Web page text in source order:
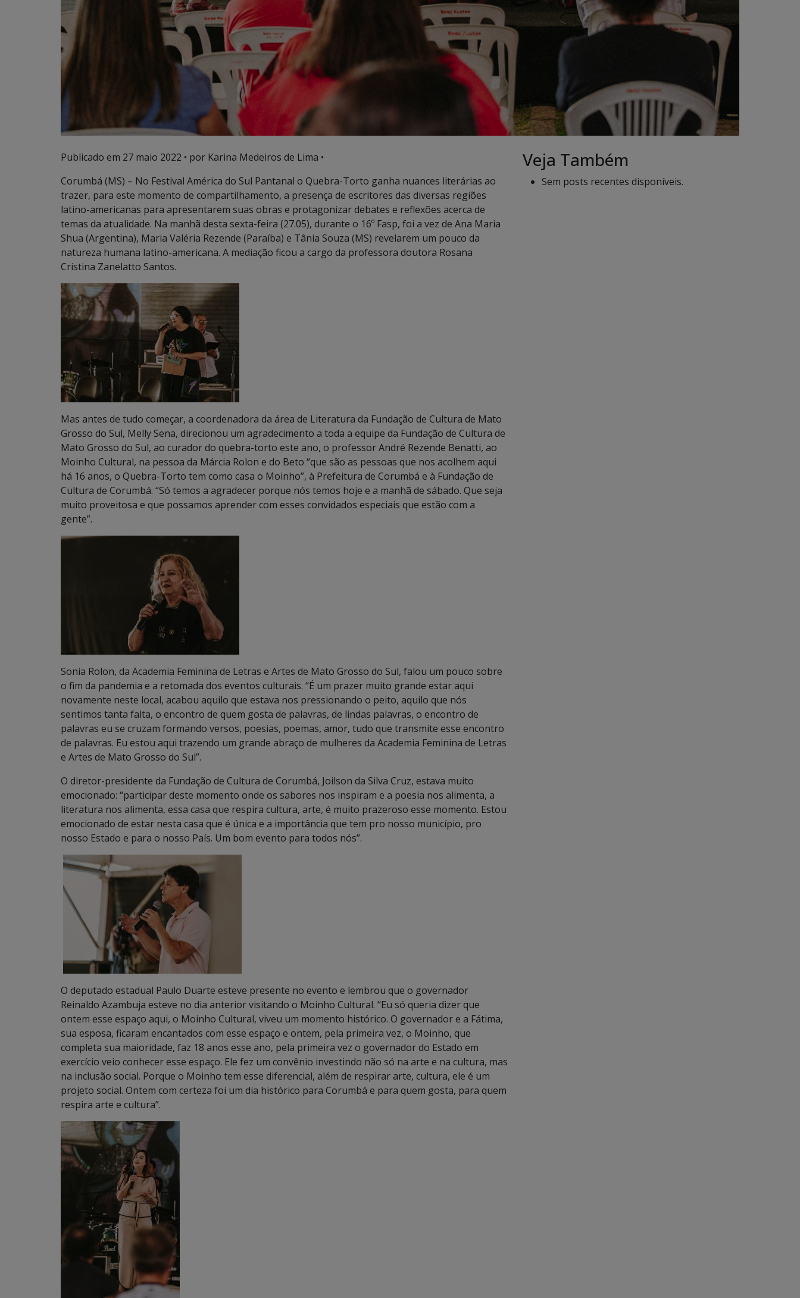
Publicado em 27 maio 2022 • por Karina Medeiros de Lima •
Corumbá (MS) – No Festival América do Sul Pantanal o Quebra-Torto ganha nuances literárias ao
trazer, para este momento de compartilhamento, a presença de escritores das diversas regiões
latino-americanas para apresentarem suas obras e protagonizar debates e reflexões acerca de
temas da atualidade. Na manhã desta sexta-feira (27.05), durante o 16º Fasp, foi a vez de Ana Maria
Shua (Argentina), Maria Valéria Rezende (Paraíba) e Tânia Souza (MS) revelarem um pouco da
natureza humana latino-americana. A mediação ficou a cargo da professora doutora Rosana
Cristina Zanelatto Santos.
Mas antes de tudo começar, a coordenadora da área de Literatura da Fundação de Cultura de Mato
Grosso do Sul, Melly Sena, direcionou um agradecimento a toda a equipe da Fundação de Cultura de
Mato Grosso do Sul, ao curador do quebra-torto este ano, o professor André Rezende Benatti, ao
Moinho Cultural, na pessoa da Márcia Rolon e do Beto “que são as pessoas que nos acolhem aqui
há 16 anos, o Quebra-Torto tem como casa o Moinho”, à Prefeitura de Corumbá e à Fundação de
Cultura de Corumbá. “Só temos a agradecer porque nós temos hoje e a manhã de sábado. Que seja
muito proveitosa e que possamos aprender com esses convidados especiais que estão com a
gente”.
Sonia Rolon, da Academia Feminina de Letras e Artes de Mato Grosso do Sul, falou um pouco sobre
o fim da pandemia e a retomada dos eventos culturais. “É um prazer muito grande estar aqui
novamente neste local, acabou aquilo que estava nos pressionando o peito, aquilo que nós
sentimos tanta falta, o encontro de quem gosta de palavras, de lindas palavras, o encontro de
palavras eu se cruzam formando versos, poesias, poemas, amor, tudo que transmite esse encontro
de palavras. Eu estou aqui trazendo um grande abraço de mulheres da Academia Feminina de Letras
e Artes de Mato Grosso do Sul”.
O diretor-presidente da Fundação de Cultura de Corumbá, Joilson da Silva Cruz, estava muito
emocionado: “participar deste momento onde os sabores nos inspiram e a poesia nos alimenta, a
literatura nos alimenta, essa casa que respira cultura, arte, é muito prazeroso esse momento. Estou
emocionado de estar nesta casa que é única e a importância que tem pro nosso município, pro
nosso Estado e para o nosso País. Um bom evento para todos nós”.
O deputado estadual Paulo Duarte esteve presente no evento e lembrou que o governador
Reinaldo Azambuja esteve no dia anterior visitando o Moinho Cultural. “Eu só queria dizer que
ontem esse espaço aqui, o Moinho Cultural, viveu um momento histórico. O governador e a Fátima,
sua esposa, ficaram encantados com esse espaço e ontem, pela primeira vez, o Moinho, que
completa sua maioridade, faz 18 anos esse ano, pela primeira vez o governador do Estado em
exercício veio conhecer esse espaço. Ele fez um convênio investindo não só na arte e na cultura, mas
na inclusão social. Porque o Moinho tem esse diferencial, além de respirar arte, cultura, ele é um
projeto social. Ontem com certeza foi um dia histórico para Corumbá e para quem gosta, para quem
respira arte e cultura”.
Veja Também
Sem posts recentes disponíveis.